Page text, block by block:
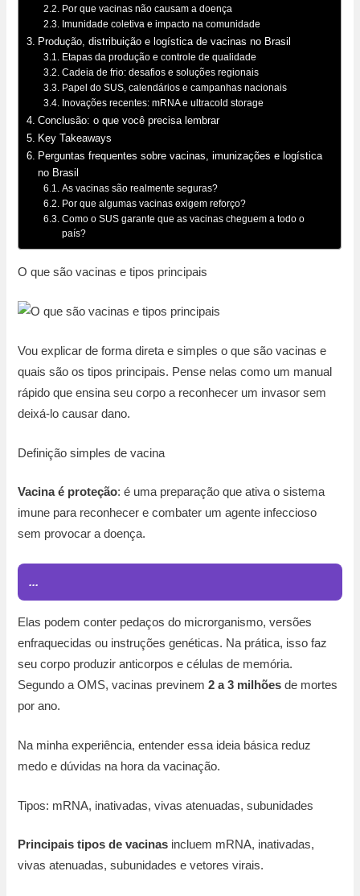
Por que vacinas não causam a doença
Imunidade coletiva e impacto na comunidade
Produção, distribuição e logística de vacinas no Brasil
Etapas da produção e controle de qualidade
Cadeia de frio: desafios e soluções regionais
Papel do SUS, calendários e campanhas nacionais
Inovações recentes: mRNA e ultracold storage
Conclusão: o que você precisa lembrar
Key Takeaways
Perguntas frequentes sobre vacinas, imunizações e logística
no Brasil
As vacinas são realmente seguras?
Por que algumas vacinas exigem reforço?
Como o SUS garante que as vacinas cheguem a todo o
país?
O que são vacinas e tipos principais
Vou explicar de forma direta e simples o que são vacinas e
quais são os tipos principais. Pense nelas como um manual
rápido que ensina seu corpo a reconhecer um invasor sem
deixá-lo causar dano.
Definição simples de vacina
Vacina é proteção: é uma preparação que ativa o sistema
imune para reconhecer e combater um agente infeccioso
sem provocar a doença.
...
Elas podem conter pedaços do microrganismo, versões
enfraquecidas ou instruções genéticas. Na prática, isso faz
seu corpo produzir anticorpos e células de memória.
Segundo a OMS, vacinas previnem2 a 3 milhões de mortes
por ano.
Na minha experiência, entender essa ideia básica reduz
medo e dúvidas na hora da vacinação.
Tipos: mRNA, inativadas, vivas atenuadas, subunidades
Principais tipos de vacinas incluem mRNA, inativadas,
vivas atenuadas, subunidades e vetores virais.